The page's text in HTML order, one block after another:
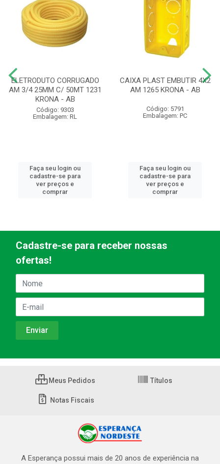
ELETRODUTO CORRUGADO
AM 3/4 25MM C/ 50MT 1231
KRONA - AB
Código: 9303
Embalagem: RL
Faça seu login ou
cadastre-se para
ver preços e
comprar
CAIXA PLAST EMBUTIR 4X2
AM 1265 KRONA - AB
Código: 5791
Embalagem: PC
Faça seu login ou
cadastre-se para
ver preços e
comprar
Cadastre-se para receber nossas
ofertas!
Meus Pedidos Títulos
Notas Fiscais
A Esperança possui mais de 20 anos de experiência na